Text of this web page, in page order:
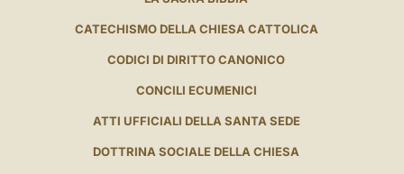
CATECHISMO DELLA CHIESA CATTOLICA
CODICI DI DIRITTO CANONICO
CONCILI ECUMENICI
ATTI UFFICIALI DELLA SANTA SEDE
DOTTRINA SOCIALE DELLA CHIESA